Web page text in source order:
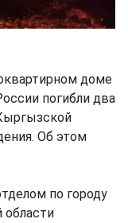
доме
погибли два
Об этом
по городу